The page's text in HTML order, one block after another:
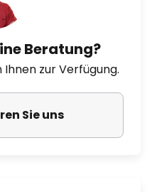
Beratung?
zur Verfügung.
Sie uns